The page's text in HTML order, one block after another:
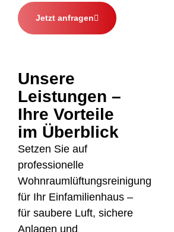
Jetzt anfragen
Unsere
Leistungen –
Ihre Vorteile
im Überblick
Setzen Sie auf
professionelle
Wohnraumlüftungsreinigung
für Ihr Einfamilienhaus –
für saubere Luft, sichere
Anlagen und